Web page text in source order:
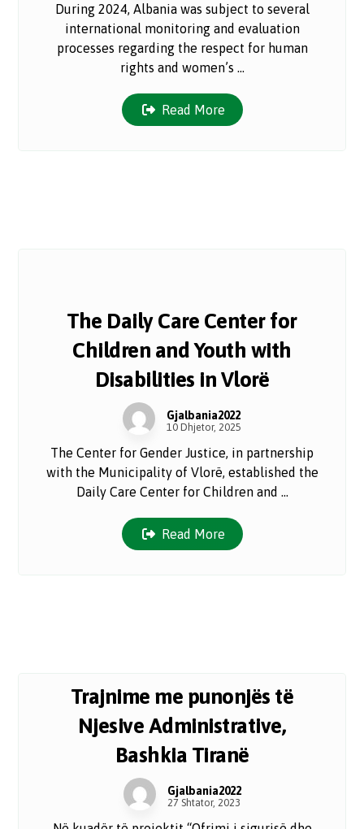
During 2024, Albania was subject to several
international monitoring and evaluation
processes regarding the respect for human
rights and women’s ...
Read More
The Daily Care Center for
Children and Youth with
Disabilities in Vlorë
Gjalbania2022
10 Dhjetor, 2025
The Center for Gender Justice, in partnership
with the Municipality of Vlorë, established the
Daily Care Center for Children and ...
Read More
Trajnime me punonjës të
Njesive Administrative,
Bashkia Tiranë
Gjalbania2022
27 Shtator, 2023